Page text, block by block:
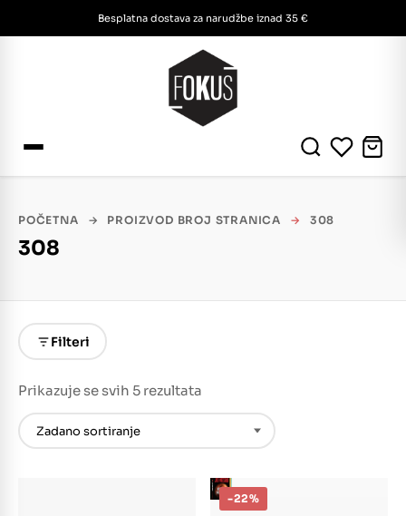
Besplatna dostava za narudžbe iznad 35 €
POČETNA → PROIZVOD BROJ STRANICA → 308
308
Filteri
Prikazuje se svih 5 rezultata
-22%